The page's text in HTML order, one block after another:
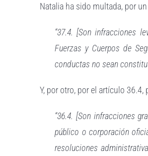
Natalia ha sido multada, por
“37.4. [Son infracciones
Fuerzas y Cuerpos de
conductas no sean
Y, por otro, por el artículo
“36.4. [Son infracciones
público o corporación
resoluciones